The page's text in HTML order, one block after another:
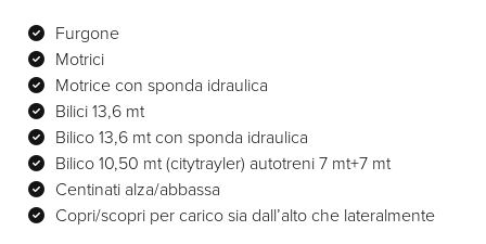
Furgone
Motrici
Motrice con sponda idraulica
Bilici 13,6 mt
Bilico 13,6 mt con sponda idraulica
Bilico 10,50 mt (citytrayler) autotreni 7 mt+7 mt
Centinati alza/abbassa
Copri/scopri per carico sia dall’alto che lateralmente